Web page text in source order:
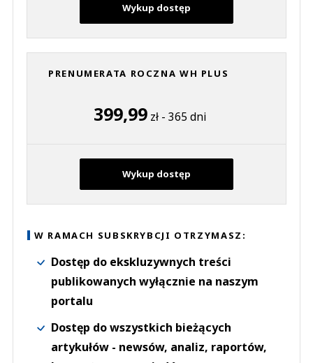
Wykup dostęp
PRENUMERATA ROCZNA WH PLUS
399,99zł - 365 dni
Wykup dostęp
W RAMACH SUBSKRYBCJI OTRZYMASZ:
Dostęp do ekskluzywnych treści
publikowanych wyłącznie na naszym
portalu
Dostęp do wszystkich bieżących
artykułów - newsów, analiz, raportów,